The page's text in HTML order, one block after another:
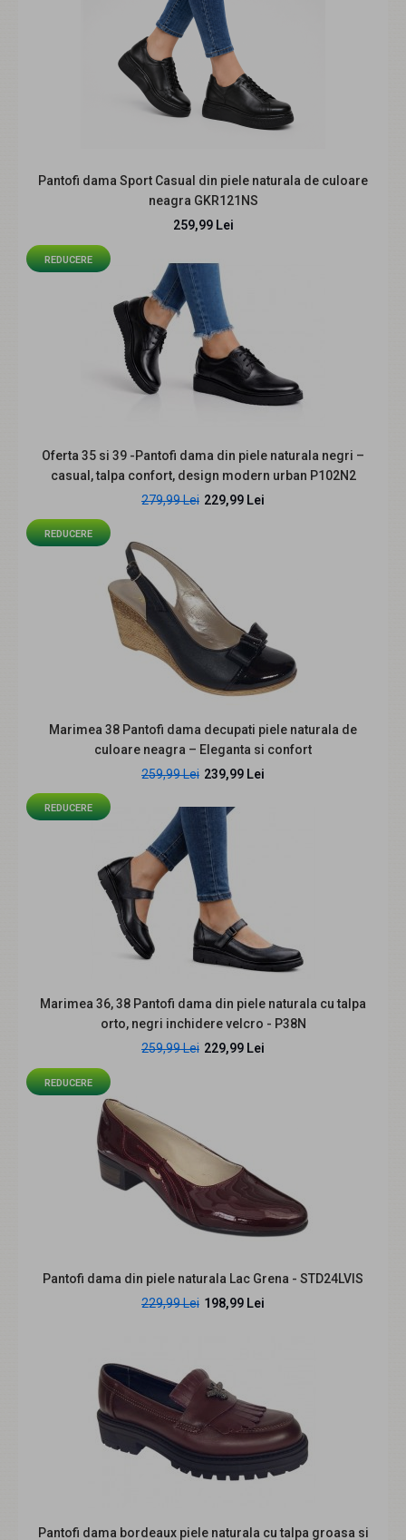
Pantofi dama negri perforati din piele naturala cu toc mic
Loriana CP230NLI
237,99 Lei
Descriere produs Eleganta discreta, confortul de zi cu zi
Pantofi dama verzi perforati din piele naturala cu toc mic
239,99 Lei
Descriere produs Modelul Esmeria CLP230LV este creat
pentru femeile care vor o pereche de pant..
Pantofi dama bej perforati din piele naturala cu toc mic
Avelisse CLP03BEJ
239,99 Lei
Descriere produs Alege un model feminin, usor de purtat
si foarte usor de asortat. Pantofii dama Av..
Pantofi dama Sport Casual din piele naturala de culoare
neagra GKR121NS
259,99 Lei
REDUCERE
Oferta 35 si 39 -Pantofi dama din piele naturala negri –
casual, talpa confort, design modern urban P102N2
279,99 Lei 229,99 Lei
REDUCERE
Marimea 38 Pantofi dama decupati piele naturala de
culoare neagra – Eleganta si confort
259,99 Lei 239,99 Lei
REDUCERE
Marimea 36, 38 Pantofi dama din piele naturala cu talpa
orto, negri inchidere velcro - P38N
259,99 Lei 229,99 Lei
REDUCERE
Pantofi dama din piele naturala Lac Grena - STD24LVIS
229,99 Lei 198,99 Lei
Pantofi dama bordeaux piele naturala cu talpa groasa si